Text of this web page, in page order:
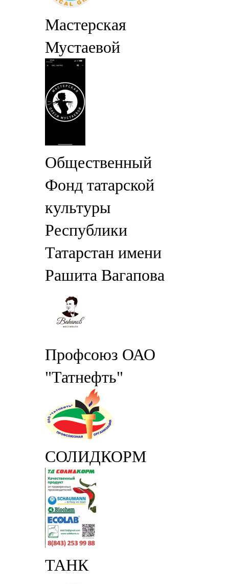
Мастерская
Мустаевой
Общественный
Фонд татарской
культуры
Республики
Татарстан имени
Рашита Вагапова
Профсоюз ОАО
"Татнефть"
СОЛИДКОРМ
ТАНК